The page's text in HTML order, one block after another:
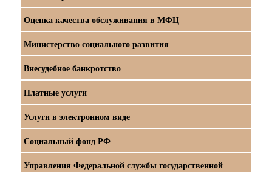
Оценка качества обслуживания в МФЦ
Министерство социального развития
Внесудебное банкротство
Платные услуги
Услуги в электронном виде
Социальный фонд РФ
Управления Федеральной службы государственной